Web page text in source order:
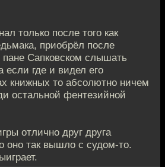
только после того как
приобрёл после
пане Сапковском слышать
где и видел его
книжных то абсолютно ничем
остальной фентезийной
отлично друг друга
оно так вышло с судом-то.